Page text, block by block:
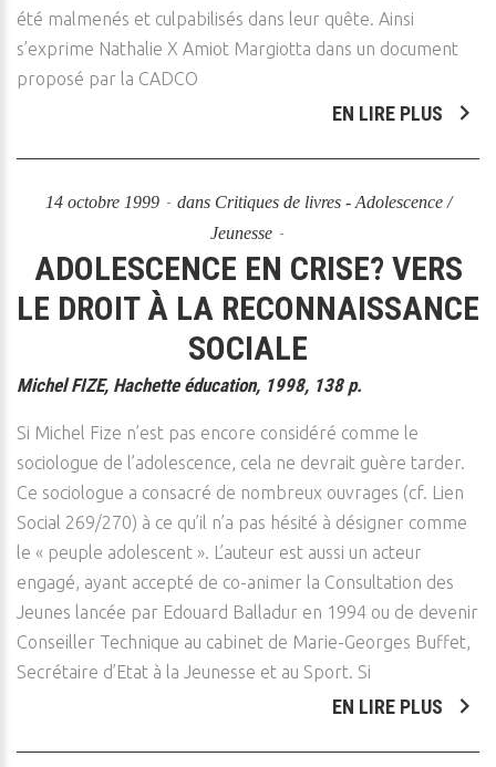
été malmenés et culpabilisés dans leur quête. Ainsi
s’exprime Nathalie X Amiot Margiotta dans un document
proposé par la CADCO
EN LIRE PLUS
14 octobre 1999 dans Critiques de livres - Adolescence /
Jeunesse
ADOLESCENCE EN CRISE? VERS
LE DROIT À LA RECONNAISSANCE
SOCIALE
Michel FIZE, Hachette éducation, 1998, 138 p.
Si Michel Fize n’est pas encore considéré comme le
sociologue de l’adolescence, cela ne devrait guère tarder.
Ce sociologue a consacré de nombreux ouvrages (cf. Lien
Social 269/270) à ce qu’il n’a pas hésité à désigner comme
le « peuple adolescent ». L’auteur est aussi un acteur
engagé, ayant accepté de co-animer la Consultation des
Jeunes lancée par Edouard Balladur en 1994 ou de devenir
Conseiller Technique au cabinet de Marie-Georges Buffet,
Secrétaire d’Etat à la Jeunesse et au Sport. Si
EN LIRE PLUS